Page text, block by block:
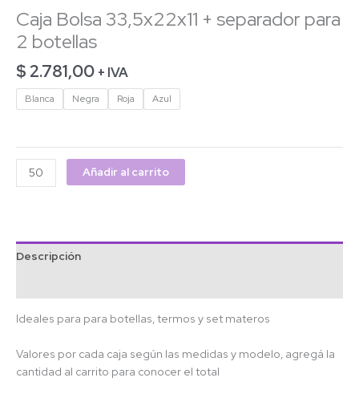
Caja Bolsa 33,5x22x11 + separador para
2 botellas
$ 2.781,00 + IVA
Blanca Negra Roja Azul
Añadir al carrito
Descripción
Ideales para para botellas, termos y set materos
Valores por cada caja según las medidas y modelo, agregá la
cantidad al carrito para conocer el total